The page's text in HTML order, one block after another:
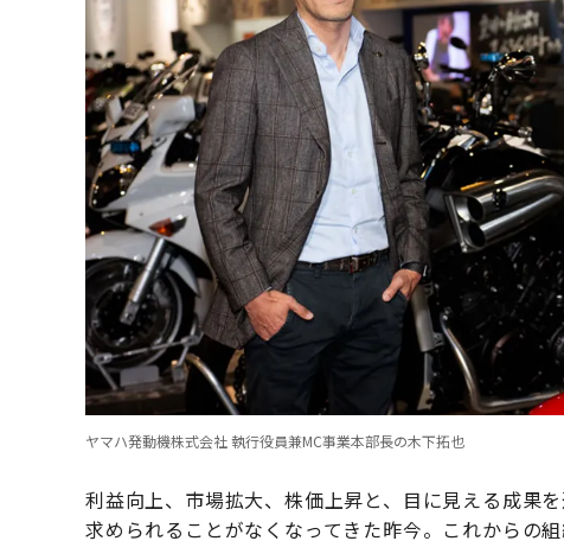
ヤマハ発動機株式会社 執行役員兼MC事業本部長の木下拓也
利益向上、市場拡大、株価上昇と、目に見える成果
求められることがなくなってきた昨今。これからの